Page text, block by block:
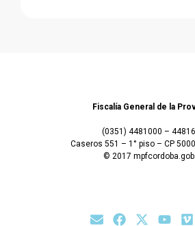
Fiscalía General de la
(0351) 4481000 –
Caseros 551 – 1° piso – CP
© 2017